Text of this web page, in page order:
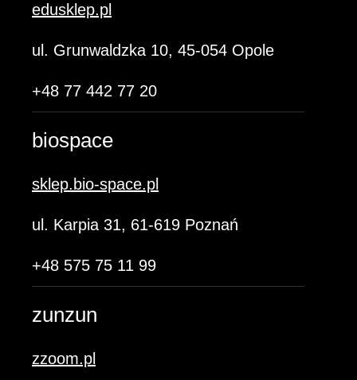
edusklep.pl
ul. Grunwaldzka 10, 45-054 Opole
+48 77 442 77 20
biospace
sklep.bio-space.pl
ul. Karpia 31, 61-619 Poznań
+48 575 75 11 99
zunzun
zzoom.pl